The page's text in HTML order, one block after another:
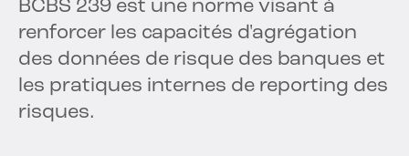
BCBS 239 est une norme visant à
renforcer les capacités d'agrégation
des données de risque des banques et
les pratiques internes de reporting des
risques.